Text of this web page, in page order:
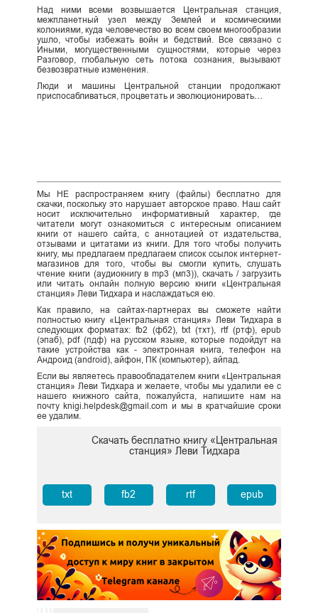
Над ними всеми возвышается Центральная станция,
межпланетный узел между Землей и космическими
колониями, куда человечество во всем своем многообразии
ушло, чтобы избежать войн и бедствий. Все связано с
Иными, могущественными сущностями, которые через
Разговор, глобальную сеть потока сознания, вызывают
безвозвратные изменения.
Люди и машины Центральной станции продолжают
приспосабливаться, процветать и эволюционировать…
Мы НЕ распространяем книгу (файлы) бесплатно для
скачки, поскольку это нарушает авторское право. Наш сайт
носит исключительно информативный характер, где
читатели могут ознакомиться с интересным описанием
книги от нашего сайта, с аннотацией от издательства,
отзывами и цитатами из книги. Для того чтобы получить
книгу, мы предлагаем предлагаем список ссылок интернет-
магазинов для того, чтобы вы смогли купить, слушать
чтение книги (аудиокнигу в mp3 (мп3)), скачать / загрузить
или читать онлайн полную версию книги «Центральная
станция» Леви Тидхара и наслаждаться ею.
Как правило, на сайтах-партнерах вы сможете найти
полностью книгу «Центральная станция» Леви Тидхара в
следующих форматах: fb2 (фб2), txt (тхт), rtf (ртф), epub
(эпаб), pdf (пдф) на русском языке, которые подойдут на
такие устройства как - электронная книга, телефон на
Андроид (android), айфон, ПК (компьютер), айпад.
Если вы являетесь правообладателем книги «Центральная
станция» Леви Тидхара и желаете, чтобы мы удалили ее с
нашего книжного сайта, пожалуйста, напишите нам на
почту knigi.helpdesk@gmail.com и мы в кратчайшие сроки
ее удалим.
Скачать бесплатно книгу «Центральная
станция» Леви Тидхара
txt fb2 rtf epub